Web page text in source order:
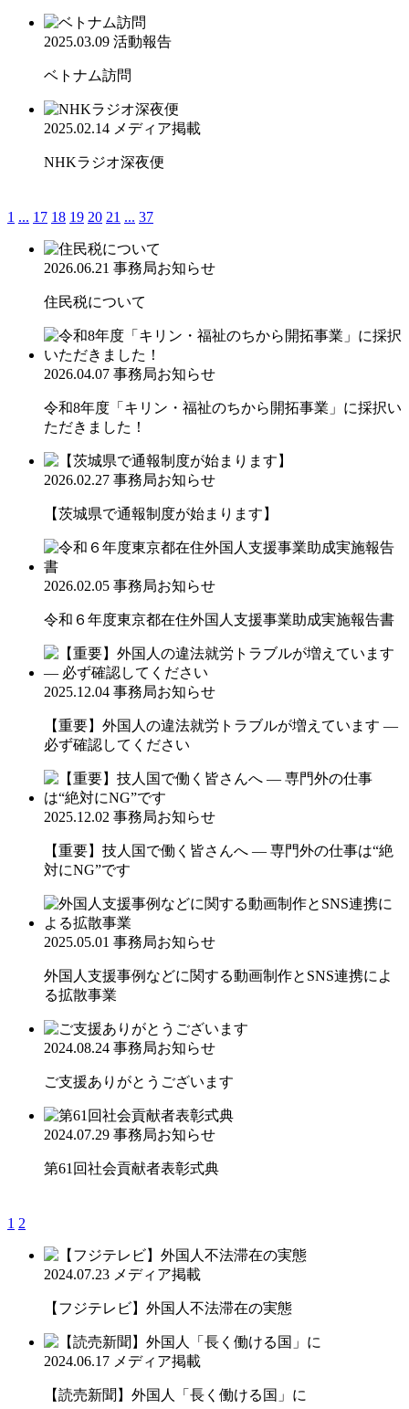
2025.03.09 活動報告
ベトナム訪問
2025.02.14 メディア掲載
NHKラジオ深夜便
1 ... 17 18 19 20 21 ... 37
2026.06.21 事務局お知らせ
住民税について
2026.04.07 事務局お知らせ
令和8年度「キリン・福祉のちから開拓事業」に採択い
ただきました！
2026.02.27 事務局お知らせ
【茨城県で通報制度が始まります】
2026.02.05 事務局お知らせ
令和６年度東京都在住外国人支援事業助成実施報告書
2025.12.04 事務局お知らせ
【重要】外国人の違法就労トラブルが増えています ―
必ず確認してください
2025.12.02 事務局お知らせ
【重要】技人国で働く皆さんへ ― 専門外の仕事は“絶
対にNG”です
2025.05.01 事務局お知らせ
外国人支援事例などに関する動画制作とSNS連携によ
る拡散事業
2024.08.24 事務局お知らせ
ご支援ありがとうございます
2024.07.29 事務局お知らせ
第61回社会貢献者表彰式典
1 2
2024.07.23 メディア掲載
【フジテレビ】外国人不法滞在の実態
2024.06.17 メディア掲載
【読売新聞】外国人「長く働ける国」に